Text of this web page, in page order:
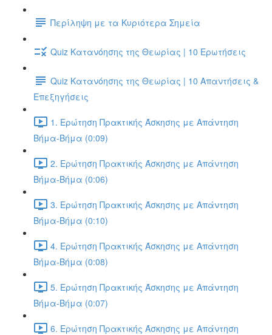
Περίληψη με τα Κυριότερα Σημεία
Quiz Κατανόησης της Θεωρίας | 10 Ερωτήσεις
Quiz Κατανόησης της Θεωρίας | 10 Απαντήσεις &
Επεξηγήσεις
1. Ερώτηση Πρακτικής Άσκησης με Απάντηση
Βήμα-Βήμα (0:09)
2. Ερώτηση Πρακτικής Άσκησης με Απάντηση
Βήμα-Βήμα (0:06)
3. Ερώτηση Πρακτικής Άσκησης με Απάντηση
Βήμα-Βήμα (0:10)
4. Ερώτηση Πρακτικής Άσκησης με Απάντηση
Βήμα-Βήμα (0:08)
5. Ερώτηση Πρακτικής Άσκησης με Απάντηση
Βήμα-Βήμα (0:07)
6. Ερώτηση Πρακτικής Άσκησης με Απάντηση